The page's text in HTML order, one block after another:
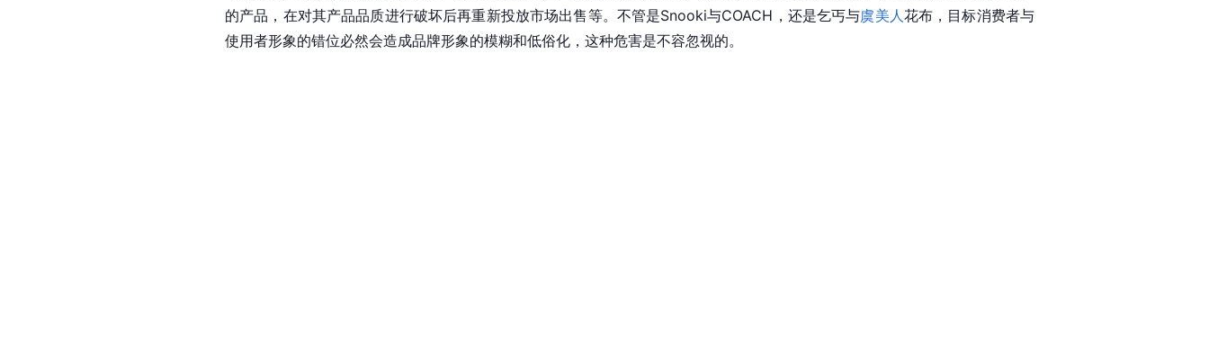
的产品，在对其产品品质进行破坏后再重新投放市场出售等。不管是Snooki与COACH ，还是乞丐与虞美人 花布，目标消费者与
使用者形象的错位必然会造成品牌形象的模糊和低俗化，这种危害是不容忽视的。